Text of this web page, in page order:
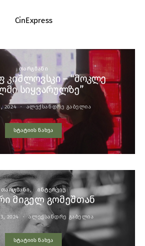
CinExpress
ᲗᲐᲠᲒᲛᲐᲜᲘ
კიშლოვსკი – “მოკლე
სიყვარულზე”
2024 ᲐᲚᲔᲥᲡᲐᲜᲓᲠᲔ ᲒᲐᲑᲔᲚᲘᲐ
სტატიის ნახვა
ᲗᲐᲠᲒᲛᲐᲜᲘ ᲘᲜᲢᲔᲠᲕᲘᲣ
მიგელ გომეშთან
2024 ᲐᲚᲔᲥᲡᲐᲜᲓᲠᲔ ᲒᲐᲑᲔᲚᲘᲐ
სტატიის ნახვა